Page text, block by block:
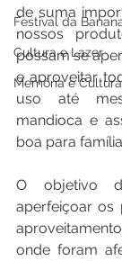
Festival da
Cultura e Lazer
Memória e Cultura
de suma
nossos
possam se
e aproveitar
uso até
mandioca e
boa para
O objetivo
aperfeiçoar os
onde foram